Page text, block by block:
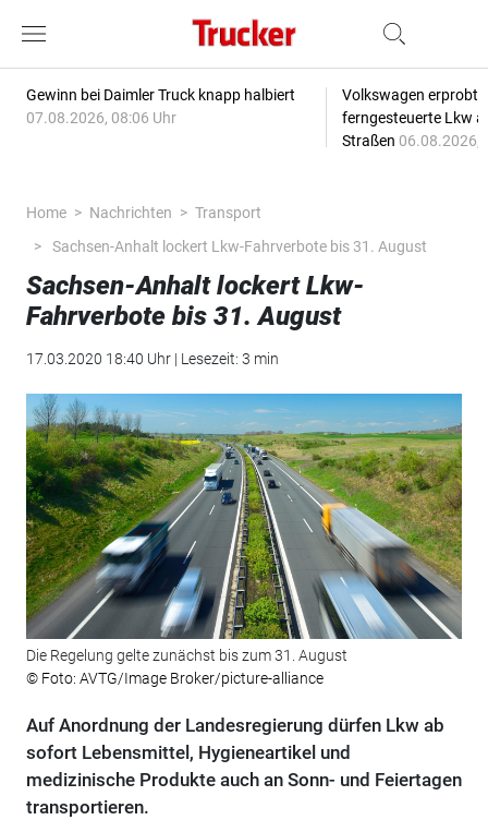
Gewinn bei Daimler Truck knapp halbiert
07.08.2026, 08:06 Uhr
Volkswagen erprobt
ferngesteuerte Lkw
Straßen 06.08.2026,
Home Nachrichten
Transport
Sachsen-Anhalt lockert Lkw-Fahrverbote bis 31. August
Sachsen-Anhalt lockert Lkw-
Fahrverbote bis 31. August
17.03.2020 18:40 Uhr | Lesezeit: 3 min
Die Regelung gelte zunächst bis zum 31. August
© Foto: AVTG/Image Broker/picture-alliance
Auf Anordnung der Landesregierung dürfen Lkw ab
sofort Lebensmittel, Hygieneartikel und
medizinische Produkte auch an Sonn- und Feiertagen
transportieren.